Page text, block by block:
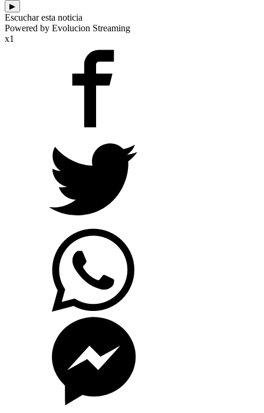
▶
Escuchar esta noticia
Powered by Evolucion Streaming
x1